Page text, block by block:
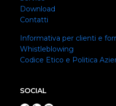
Download
Contatti
Informativa per clienti e
Whistleblowing
Codice Etico e Politica
SOCIAL